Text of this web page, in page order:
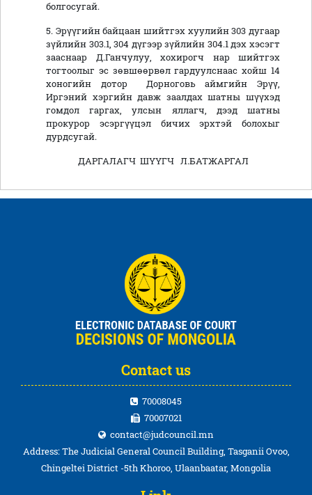
болгосугай.
5. Эрүүгийн байцаан шийтгэх хуулийн 303 дугаар
зүйлийн 303.1, 304 дүгээр зүйлийн 304.1 дэх хэсэгт
зааснаар Д.Ганчулуу, хохирогч нар шийтгэх
тогтоолыг эс зөвшөөрвөл гардуулснаас хойш 14
хоногийн дотор Дорноговь аймгийн Эрүү,
Иргэний хэргийн давж заалдах шатны шүүхэд
гомдол гаргах, улсын яллагч, дээд шатны
прокурор эсэргүүцэл бичих эрхтэй болохыг
дурдсугай.
ДАРГАЛАГЧ ШҮҮГЧ Л.БАТЖАРГАЛ
Contact us
70008045
70007021
contact@judcouncil.mn
Address: The Judicial General Council Building, Tasganii Ovoo,
Chingeltei District -5th Khoroo, Ulaanbaatar, Mongolia